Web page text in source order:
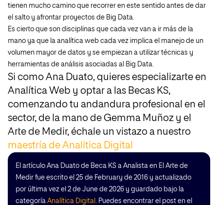
tienen mucho camino que recorrer en este sentido antes de dar
el salto y afrontar proyectos de Big Data.
Es cierto que son disciplinas que cada vez van a ir más de la
mano ya que la analítica web cada vez implica el manejo de un
volumen mayor de datos y se empiezan a utilizar técnicas y
herramientas de análisis asociadas al Big Data.
Si como Ana Duato, quieres especializarte en
Analítica Web y optar a las Becas KS,
comenzando tu andandura profesional en el
sector, de la mano de Gemma Muñoz y el
Arte de Medir, échale un vistazo a nuestro
maestría de Analítica Digital
El artículo Ana Duato de Beca KS a Analista en El Arte de
Medir fue escrito el 25 de February de 2016 y actualizado
por última vez el 2 de June de 2026 y guardado bajo la
categoría Analítica Digital . Puedes encontrar el post en el